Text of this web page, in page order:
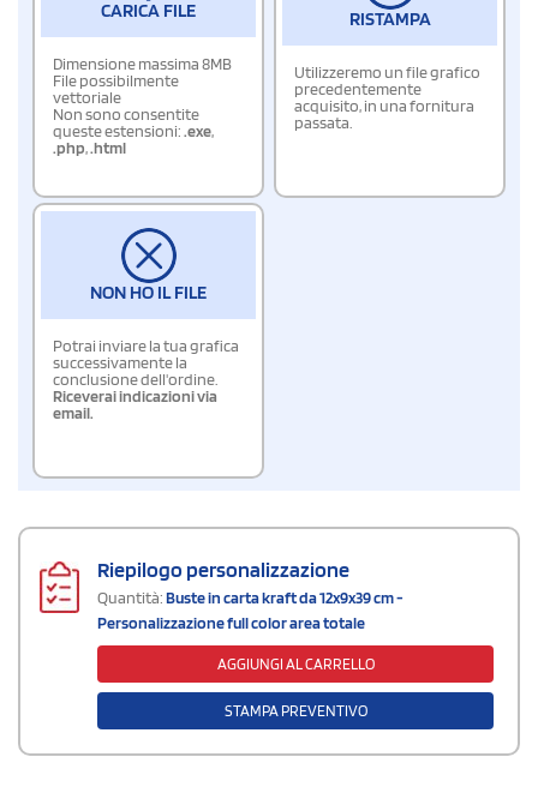
CARICA FILE
Dimensione massima 8MB
File possibilmente
vettoriale
Non sono consentite
queste estensioni:.exe,
.php,.html
RISTAMPA
Utilizzeremo un file grafico
precedentemente
acquisito, in una fornitura
passata.
NON HO IL FILE
Potrai inviare la tua grafica
successivamente la
conclusione dell'ordine.
Riceverai indicazioni via
email.
Riepilogo personalizzazione
Quantità:Buste in carta kraft da 12x9x39 cm -
Personalizzazione full color area totale
AGGIUNGI AL CARRELLO
STAMPA PREVENTIVO